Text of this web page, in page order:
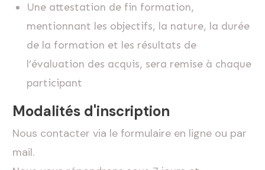
Une attestation de fin formation,
mentionnant les objectifs, la nature, la durée
de la formation et les résultats de
l’évaluation des acquis, sera remise à chaque
participant
Modalités d'inscription
Nous contacter via le formulaire en ligne ou par
mail.